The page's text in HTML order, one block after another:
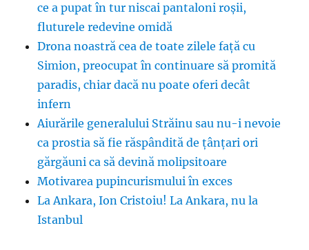
ce a pupat în tur niscai pantaloni roșii,
fluturele redevine omidă
Drona noastră cea de toate zilele față cu
Simion, preocupat în continuare să promită
paradis, chiar dacă nu poate oferi decât
infern
Aiurările generalului Străinu sau nu-i nevoie
ca prostia să fie răspândită de țânțari ori
gărgăuni ca să devină molipsitoare
Motivarea pupincurismului în exces
La Ankara, Ion Cristoiu! La Ankara, nu la
Istanbul